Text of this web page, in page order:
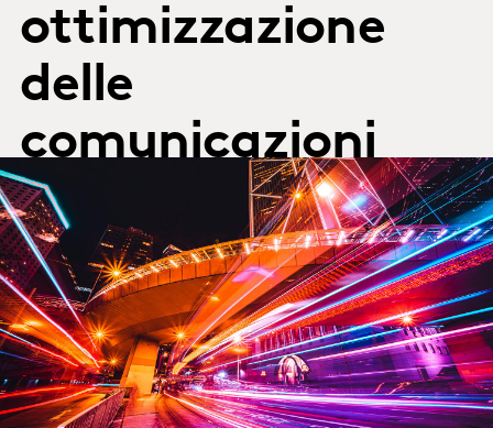
ottimizzazione
delle
comunicazioni